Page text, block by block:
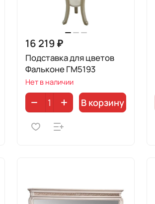
16 219 ₽
Подставка для цветов
Фальконе ГМ5193
Нет в наличии
В корзину